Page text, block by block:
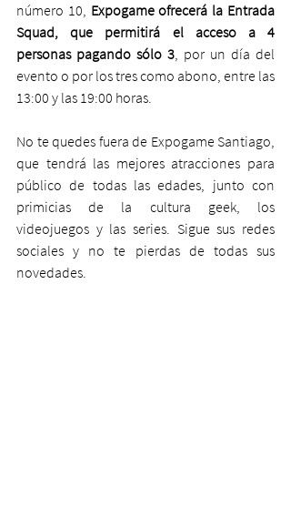
número 10, Expogame ofrecerá la Entrada
Squad, que permitirá el acceso a 4
personas pagando sólo 3, por un día del
evento o por los tres como abono, entre las
13:00 y las 19:00 horas.
No te quedes fuera de Expogame Santiago,
que tendrá las mejores atracciones para
público de todas las edades, junto con
primicias de la cultura geek, los
videojuegos y las series. Sigue sus redes
sociales y no te pierdas de todas sus
novedades.